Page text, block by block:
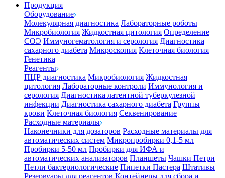
Продукция
Оборудование
Молекулярная диагностика Лабораторные роботы
Микробиология Жидкостная цитология Определение
СОЭ Иммуногематология и серология Диагностика
сахарного диабета Микроскопия Клеточная биология
Генетика
Реагенты
ПЦР диагностика Микробиология Жидкостная
цитология Лабораторные контроли Иммунология и
серология Диагностика латентной туберкулезной
инфекции Диагностика сахарного диабета Группы
крови Клеточная биология Секвенирование
Расходные материалы
Наконечники для дозаторов Расходные материалы для
автоматических систем Микропробирки 0,1-5 мл
Пробирки 5-50 мл Пробирки для ИФА и
автоматических анализаторов Планшеты Чашки Петри
Петли бактериологические Пипетки Пастера Штативы
Резервуары для реагентов Контейнеры для сбора и